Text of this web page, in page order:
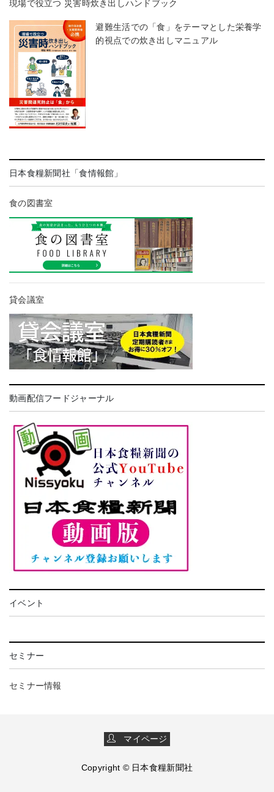
現場で役立つ 災害時炊き出しハンドブック
避難生活での「食」をテーマとした栄養学
的視点での炊き出しマニュアル
日本食糧新聞社「食情報館」
食の図書室
貸会議室
動画配信フードジャーナル
イベント
セミナー
セミナー情報
マイページ
Copyright © 日本食糧新聞社